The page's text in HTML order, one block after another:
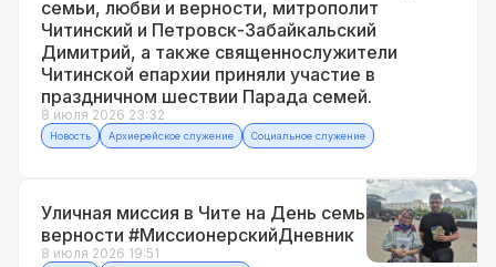
семьи, любви и верности, митрополит
Читинский и Петровск-Забайкальский
Димитрий, а также священнослужители
Читинской епархии приняли участие в
праздничном шествии Парада семей.
8 июля 2026 23:32
Новость Архиерейское служение Социальное служение
Уличная миссия в Чите на День семьи, любви и
верности #МиссионерскийДневник
8 июля 2026 19:51